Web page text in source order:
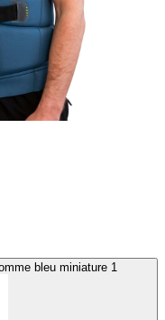
Jobe Unify gilet de sauvetage 50N homme bleu miniature 1